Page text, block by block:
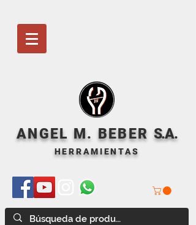
ANGEL M. BEBER S.A.
HERRAMIENTAS